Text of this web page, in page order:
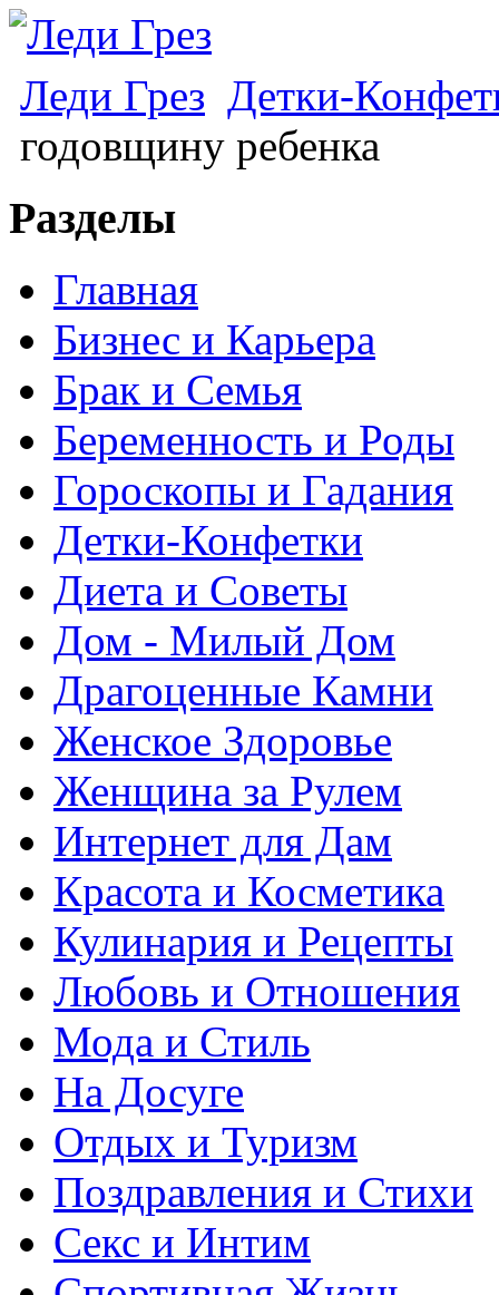
Леди Грез Детки-
годовщину ребенка
Разделы
Главная
Бизнес и Карьера
Брак и Семья
Беременность и Роды
Гороскопы и Гадания
Детки-Конфетки
Диета и Советы
Дом - Милый Дом
Драгоценные Камни
Женское Здоровье
Женщина за Рулем
Интернет для Дам
Красота и Косметика
Кулинария и Рецепты
Любовь и Отношения
Мода и Стиль
На Досуге
Отдых и Туризм
Поздравления и Стихи
Секс и Интим